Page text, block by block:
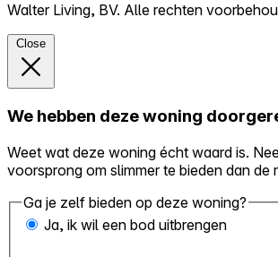
Walter Living, BV. Alle rechten
Close
We hebben deze woning
Weet wat deze woning écht waard is.
voorsprong om slimmer te bieden dan de
Ga je zelf bieden op deze woning?
Ja, ik wil een bod uitbrengen